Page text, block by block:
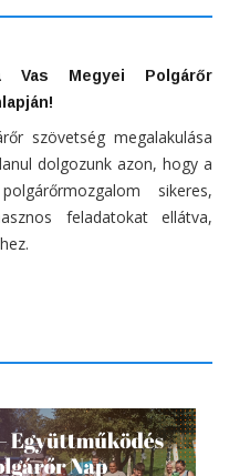
Vas Megyei Polgárőr
szövetség megalakulása
dolgozunk azon, hogy a
sikeres,
feladatokat ellátva,